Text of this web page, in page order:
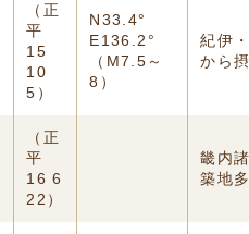
（正
平
15
10
5）
N33.4°
E136.2°
（M7.5～
8）
紀伊
から
（正
平
16 6
22）
畿内
築地